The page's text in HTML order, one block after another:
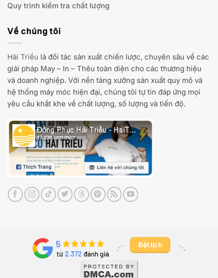
Quy trình kiểm tra chất lượng
Về chúng tôi
Hải Triều là đối tác sản xuất chiến lược, chuyên sâu về các
giải pháp May – In – Thêu toàn diện cho các thương hiệu
và doanh nghiệp. Với nền tảng xưởng sản xuất quy mô và
hệ thống máy móc hiện đại, chúng tôi tự tin đáp ứng mọi
yêu cầu khắt khe về chất lượng, số lượng và tiến độ.
⋰ ​ Đặt lịch ⋱